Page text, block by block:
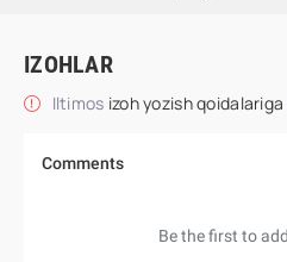
IZOHLAR
Iltimos izoh yozish qoidalariga